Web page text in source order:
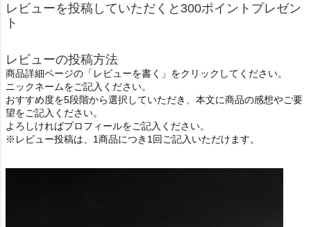
レビューを投稿していただくと300ポイントプレゼン
ト
レビューの投稿方法
商品詳細ページの「レビューを書く」をクリックしてください。
ニックネームをご記入ください。
おすすめ度を5段階から選択していただき、本文に商品の感想やご要
望をご記入ください。
よろしければプロフィールをご記入ください。
※レビュー投稿は、1商品につき1回ご記入いただけます。